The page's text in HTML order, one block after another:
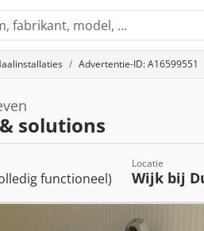
Advertentie-ID: A16599551
solutions
functioneel)
Locatie
Wijk bij